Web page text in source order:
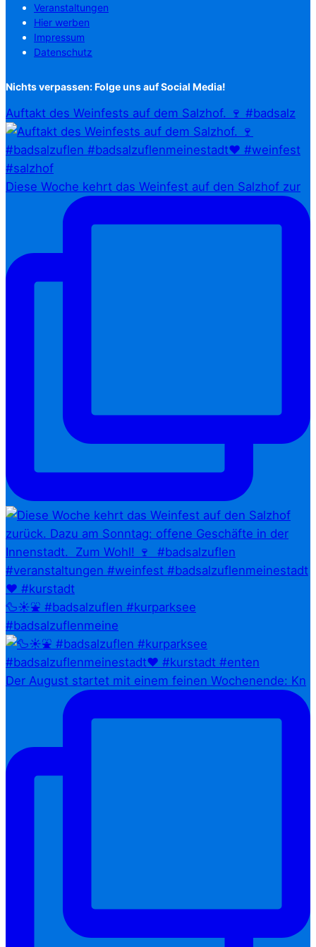
Veranstaltungen
Hier werben
Impressum
Datenschutz
Nichts verpassen: Folge uns auf Social Media!
Auftakt des Weinfests auf dem Salzhof. 🍷 #badsalz
Diese Woche kehrt das Weinfest auf den Salzhof zur
🦆☀️⛲ #badsalzuflen #kurparksee
#badsalzuflenmeine
Der August startet mit einem feinen Wochenende: Kn